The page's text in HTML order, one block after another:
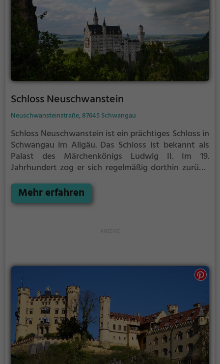
Schloss Neuschwanstein
Neuschwansteinstraße, 87645 Schwangau
Schloss Neuschwanstein ist ein prächtiges Schloss in
Schwangau im Allgäu. Das Schloss ist bekannt als
Palast des Märchenkönigs Ludwig II. Im 19.
Jahrhundert zog er sich regelmäßig dorthin zurück,
Mehr erfahren